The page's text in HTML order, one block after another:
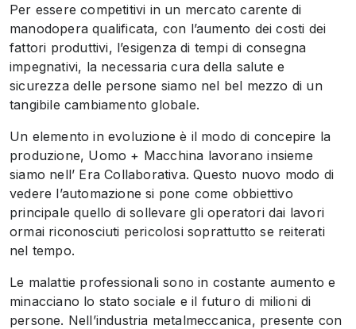
Per essere competitivi in un mercato carente di
manodopera qualificata, con l’aumento dei costi dei
fattori produttivi, l’esigenza di tempi di consegna
impegnativi, la necessaria cura della salute e
sicurezza delle persone siamo nel bel mezzo di un
tangibile cambiamento globale.
Un elemento in evoluzione è il modo di concepire la
produzione, Uomo + Macchina lavorano insieme
siamo nell’ Era Collaborativa. Questo nuovo modo di
vedere l’automazione si pone come obbiettivo
principale quello di sollevare gli operatori dai lavori
ormai riconosciuti pericolosi soprattutto se reiterati
nel tempo.
Le malattie professionali sono in costante aumento e
minacciano lo stato sociale e il futuro di milioni di
persone. Nell’industria metalmeccanica, presente con